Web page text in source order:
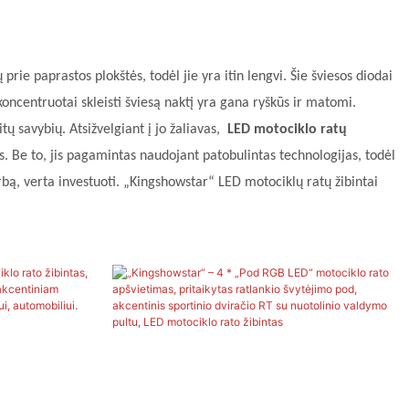
paprastos plokštės, todėl jie yra itin lengvi. Šie šviesos diodai
skleisti šviesą naktį yra gana ryškūs ir matomi.
savybių. Atsižvelgiant į jo žaliavas, LED motociklo ratų
Be to, jis pagamintas naudojant patobulintas technologijas, todėl
verta investuoti. „Kingshowstar“ LED motociklų ratų žibintai